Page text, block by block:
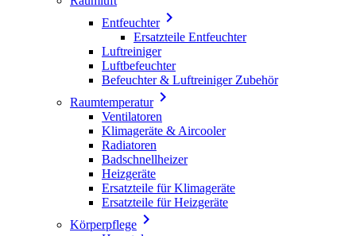
Entfeuchter
Ersatzteile Entfeuchter
Luftreiniger
Luftbefeuchter
Befeuchter & Luftreiniger Zubehör
Raumtemperatur
Ventilatoren
Klimageräte & Aircooler
Radiatoren
Badschnellheizer
Heizgeräte
Ersatzteile für Klimageräte
Ersatzteile für Heizgeräte
Körperpflege 